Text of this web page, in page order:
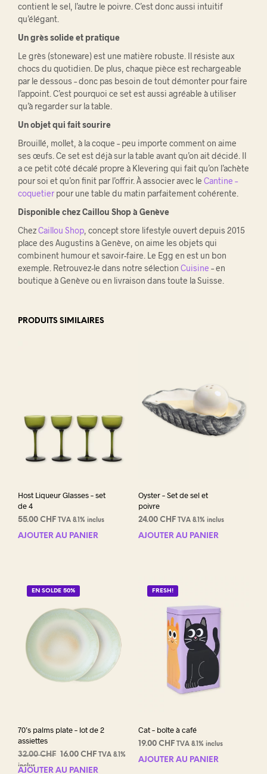
contient le sel, l’autre le poivre. C’est donc aussi intuitif
qu’élégant.
Un grès solide et pratique
Le grès (stoneware) est une matière robuste. Il résiste aux
chocs du quotidien. De plus, chaque pièce est rechargeable
par le dessous – donc pas besoin de tout démonter pour faire
l’appoint. C’est pourquoi ce set est aussi agréable à utiliser
qu’à regarder sur la table.
Un objet qui fait sourire
Brouillé, mollet, à la coque – peu importe comment on aime
ses œufs. Ce set est déjà sur la table avant qu’on ait décidé. Il
a ce petit côté décalé propre à Klevering qui fait qu’on l’achète
pour soi et qu’on finit par l’offrir. À associer avec le Cantine –
coquetier pour une table du matin parfaitement cohérente.
Disponible chez Caillou Shop à Genève
ChezCaillou Shop, concept store lifestyle ouvert depuis 2015
place des Augustins à Genève, on aime les objets qui
combinent humour et savoir-faire. Le Egg en est un bon
exemple. Retrouvez-le dans notre sélection Cuisine – en
boutique à Genève ou en livraison dans toute la Suisse.
PRODUITS SIMILAIRES
Host Liqueur Glasses – set
de 4
55.00 CHF TVA 8.1% inclus
AJOUTER AU PANIER
Oyster – Set de sel et
poivre
24.00 CHF TVA 8.1% inclus
AJOUTER AU PANIER
EN SOLDE 50%
70’s palms plate – lot de 2
assiettes
32.00CHF Le
prix
16.00 CHFLe
prix
TVA 8.1%
inclus
AJOUTER AU PANIER
FRESH!
Cat – boîte à café
19.00 CHF TVA 8.1% inclus
AJOUTER AU PANIER